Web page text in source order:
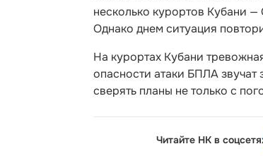
несколько курортов Кубани
Однако днем ситуация
На курортах Кубани
опасности атаки БПЛА
сверять планы не только с
Читайте НК в